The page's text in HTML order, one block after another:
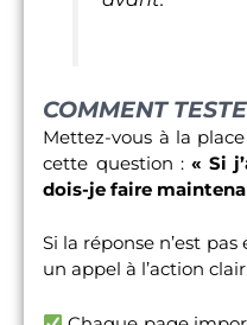
COMMENT
Mettez-vous à la
cette question : « Si
dois-je faire
Si la réponse n’est
un appel à l’action